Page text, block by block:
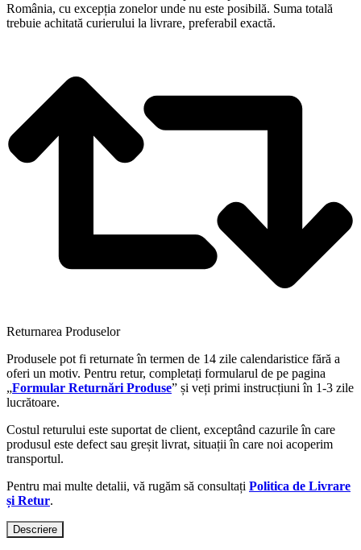
România, cu excepția zonelor unde nu este posibilă. Suma totală
trebuie achitată curierului la livrare, preferabil exactă.
Returnarea Produselor
Produsele pot fi returnate în termen de 14 zile calendaristice fără a
oferi un motiv. Pentru retur, completați formularul de pe pagina
„Formular Returnări Produse” și veți primi instrucțiuni în 1-3 zile
lucrătoare.
Costul returului este suportat de client, exceptând cazurile în care
produsul este defect sau greșit livrat, situații în care noi acoperim
transportul.
Pentru mai multe detalii, vă rugăm să consultați Politica de Livrare
și Retur.
Descriere